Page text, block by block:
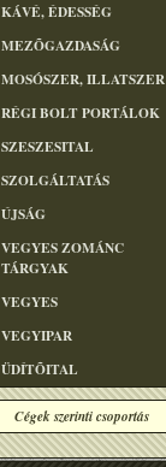
KÁVÉ, ÉDESSÉG
MEZÕGAZDASÁG
MOSÓSZER, ILLATSZER
RÉGI BOLT PORTÁLOK
SZESZESITAL
SZOLGÁLTATÁS
ÚJSÁG
VEGYES ZOMÁNC
TÁRGYAK
VEGYES
VEGYIPAR
ÜDÍTÕITAL
Cégek szerinti csoportás